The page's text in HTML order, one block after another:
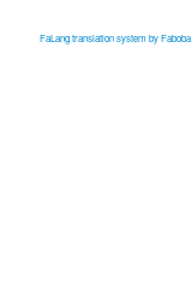
FaLang translation system by Faboba